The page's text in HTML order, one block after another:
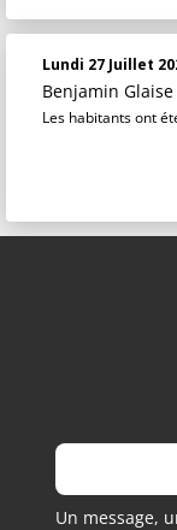
Lundi 27 Juillet
Benjamin Glaise
Les habitants ont
Un message,